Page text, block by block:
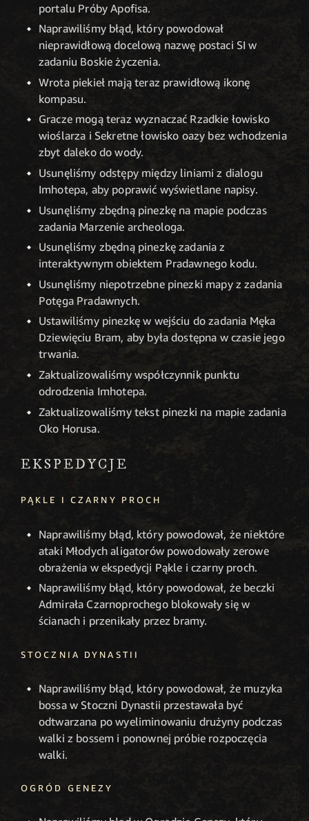
portalu Próby Apofisa.
Naprawiliśmy błąd, który powodował
nieprawidłową docelową nazwę postaci SI w
zadaniu Boskie życzenia.
Wrota piekieł mają teraz prawidłową ikonę
kompasu.
Gracze mogą teraz wyznaczać Rzadkie łowisko
wioślarza i Sekretne łowisko oazy bez wchodzenia
zbyt daleko do wody.
Usunęliśmy odstępy między liniami z dialogu
Imhotepa, aby poprawić wyświetlane napisy.
Usunęliśmy zbędną pinezkę na mapie podczas
zadania Marzenie archeologa.
Usunęliśmy zbędną pinezkę zadania z
interaktywnym obiektem Pradawnego kodu.
Usunęliśmy niepotrzebne pinezki mapy z zadania
Potęga Pradawnych.
Ustawiliśmy pinezkę w wejściu do zadania Męka
Dziewięciu Bram, aby była dostępna w czasie jego
trwania.
Zaktualizowaliśmy współczynnik punktu
odrodzenia Imhotepa.
Zaktualizowaliśmy tekst pinezki na mapie zadania
Oko Horusa.
EKSPEDYCJE
PĄKLE I CZARNY PROCH
Naprawiliśmy błąd, który powodował, że niektóre
ataki Młodych aligatorów powodowały zerowe
obrażenia w ekspedycji Pąkle i czarny proch.
Naprawiliśmy błąd, który powodował, że beczki
Admirała Czarnoprochego blokowały się w
ścianach i przenikały przez bramy.
STOCZNIA DYNASTII
Naprawiliśmy błąd, który powodował, że muzyka
bossa w Stoczni Dynastii przestawała być
odtwarzana po wyeliminowaniu drużyny podczas
walki z bossem i ponownej próbie rozpoczęcia
walki.
OGRÓD GENEZY